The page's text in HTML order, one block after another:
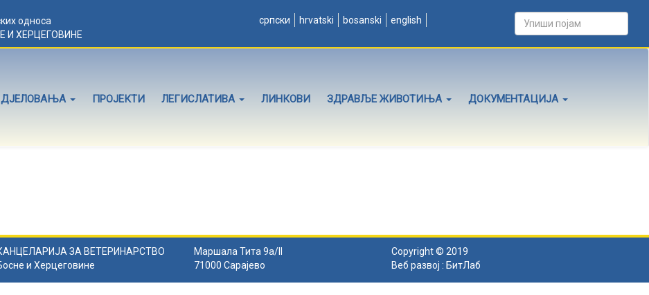
односа
И ХЕРЦЕГОВИНЕ
српски hrvatski bosanski english
ДЈЕЛОВАЊА ПРОЈЕКТИ ЛЕГИСЛАТИВА ЛИНКОВИ ЗДРАВЉЕ ЖИВОТИЊА ДОКУМЕНТАЦИЈА
ЗА ВЕТЕРИНАРСТВО
и Херцеговине
Маршала Тита 9а/II
71000 Сарајево
Copyright © 2019
Веб развој : БитЛаб